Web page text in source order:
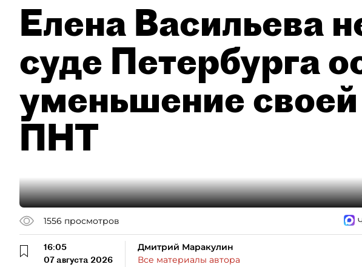
Елена Васильева
суде Петербурга
уменьшение своей
ПНТ
1556 просмотров
16:05
07 августа 2026
Дмитрий Маракулин
Все материалы автора